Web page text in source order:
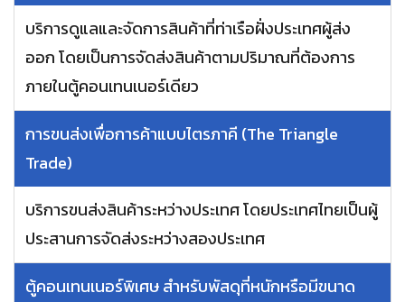
บริการดูแลและจัดการสินค้าที่ท่าเรือฝั่งประเทศผู้ส่ง
ออก โดยเป็นการจัดส่งสินค้าตามปริมาณที่ต้องการ
ภายในตู้คอนเทนเนอร์เดียว
การขนส่งเพื่อการค้าแบบไตรภาคี (The Triangle
Trade)
บริการขนส่งสินค้าระหว่างประเทศ โดยประเทศไทยเป็นผู้
ประสานการจัดส่งระหว่างสองประเทศ
ตู้คอนเทนเนอร์พิเศษ สำหรับพัสดุที่หนักหรือมีขนาด